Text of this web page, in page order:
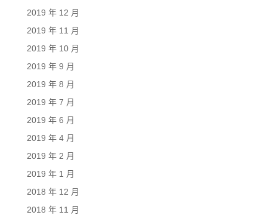
2019 年 12 月
2019 年 11 月
2019 年 10 月
2019 年 9 月
2019 年 8 月
2019 年 7 月
2019 年 6 月
2019 年 4 月
2019 年 2 月
2019 年 1 月
2018 年 12 月
2018 年 11 月